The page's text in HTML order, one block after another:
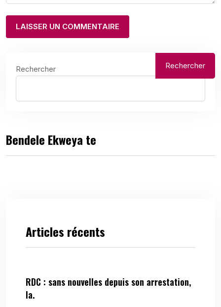
Rechercher Rechercher
Bendele Ekweya te
Articles récents
RDC : sans nouvelles depuis son arrestation,
la.